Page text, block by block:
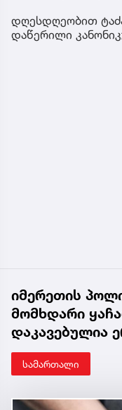
დღესდღეობით
დაწერილი
იმერეთის
მომხდარი
დაკავებულია
სამართალი